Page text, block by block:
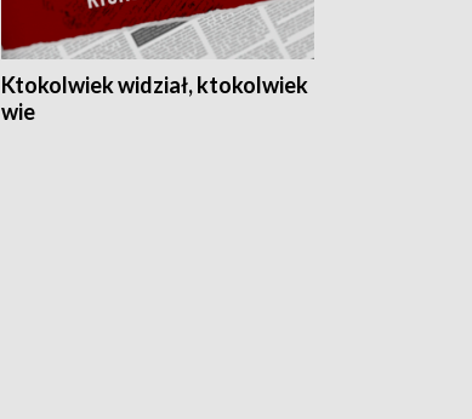
Ktokolwiek widział, ktokolwiek
wie